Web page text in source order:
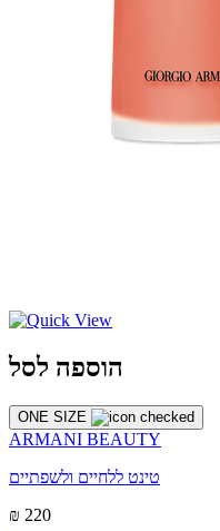
הוספה לסל
ONE SIZE
ARMANI BEAUTY
טינט ללחיים ולשפתיים
₪ 220